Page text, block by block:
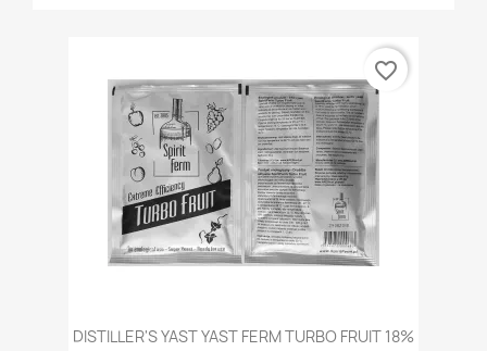
DISTILLER'S YAST YAST FERM TURBO FRUIT 18%
favorite_border